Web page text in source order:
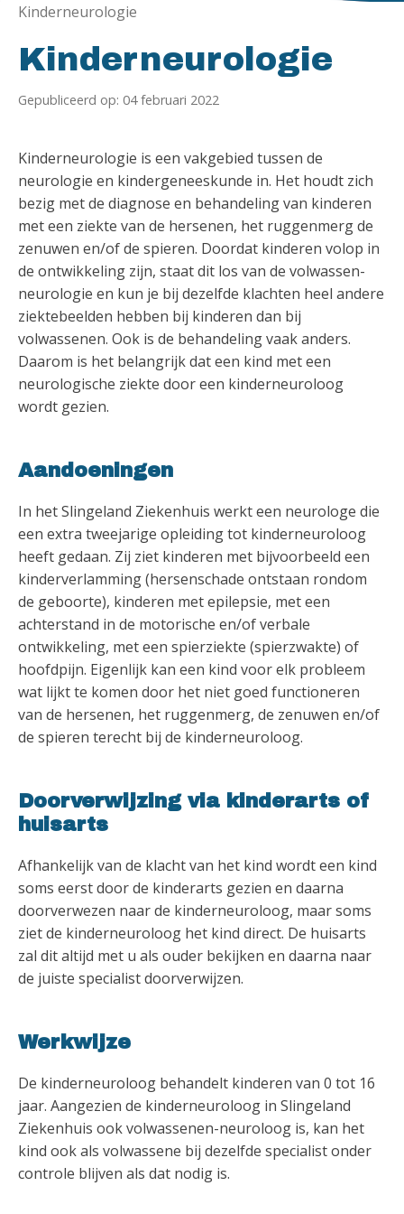
Kinderneurologie
Kinderneurologie
Gepubliceerd op: 04 februari 2022
Kinderneurologie is een vakgebied tussen de
neurologie en kindergeneeskunde in. Het houdt zich
bezig met de diagnose en behandeling van kinderen
met een ziekte van de hersenen, het ruggenmerg de
zenuwen en/of de spieren. Doordat kinderen volop in
de ontwikkeling zijn, staat dit los van de volwassen-
neurologie en kun je bij dezelfde klachten heel andere
ziektebeelden hebben bij kinderen dan bij
volwassenen. Ook is de behandeling vaak anders.
Daarom is het belangrijk dat een kind met een
neurologische ziekte door een kinderneuroloog
wordt gezien.
Aandoeningen
In het Slingeland Ziekenhuis werkt een neurologe die
een extra tweejarige opleiding tot kinderneuroloog
heeft gedaan. Zij ziet kinderen met bijvoorbeeld een
kinderverlamming (hersenschade ontstaan rondom
de geboorte), kinderen met epilepsie, met een
achterstand in de motorische en/of verbale
ontwikkeling, met een spierziekte (spierzwakte) of
hoofdpijn. Eigenlijk kan een kind voor elk probleem
wat lijkt te komen door het niet goed functioneren
van de hersenen, het ruggenmerg, de zenuwen en/of
de spieren terecht bij de kinderneuroloog.
Doorverwijzing via kinderarts of
huisarts
Afhankelijk van de klacht van het kind wordt een kind
soms eerst door de kinderarts gezien en daarna
doorverwezen naar de kinderneuroloog, maar soms
ziet de kinderneuroloog het kind direct. De huisarts
zal dit altijd met u als ouder bekijken en daarna naar
de juiste specialist doorverwijzen.
Werkwijze
De kinderneuroloog behandelt kinderen van 0 tot 16
jaar. Aangezien de kinderneuroloog in Slingeland
Ziekenhuis ook volwassenen-neuroloog is, kan het
kind ook als volwassene bij dezelfde specialist onder
controle blijven als dat nodig is.